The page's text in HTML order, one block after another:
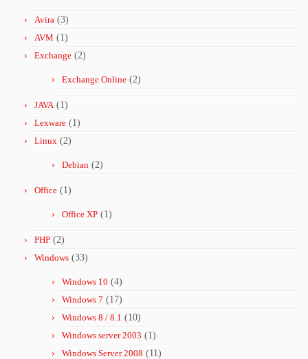
Avira (3)
AVM (1)
Exchange (2)
Exchange Online (2)
JAVA (1)
Lexware (1)
Linux (2)
Debian (2)
Office (1)
Office XP (1)
PHP (2)
Windows (33)
Windows 10 (4)
Windows 7 (17)
Windows 8 / 8.1 (10)
Windows server 2003 (1)
Windows Server 2008 (11)